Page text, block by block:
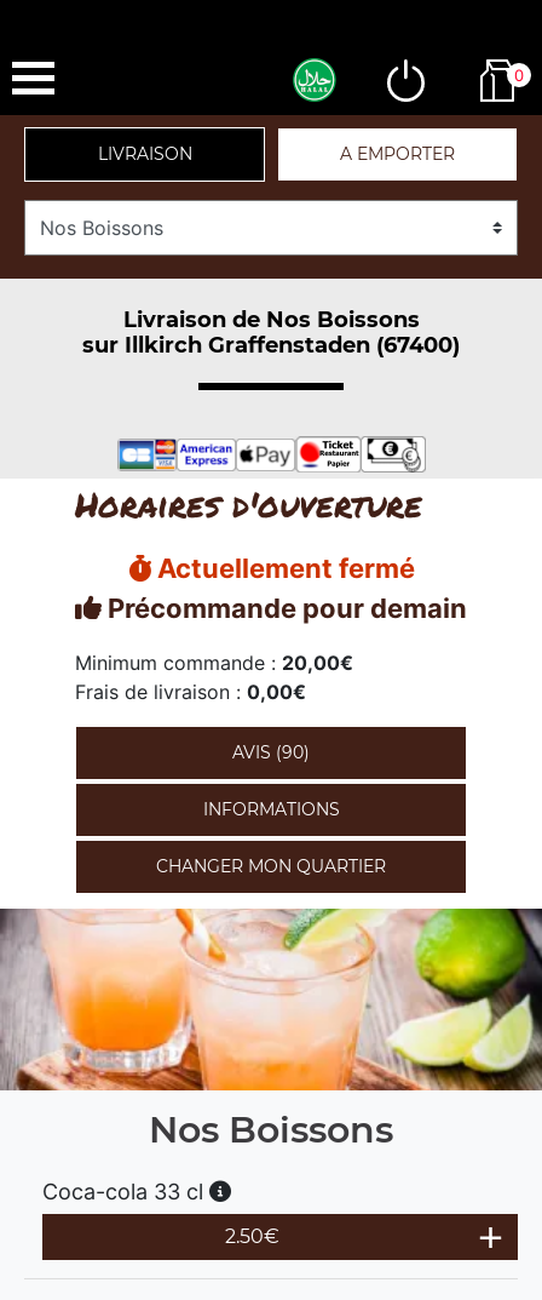
0
LIVRAISON A EMPORTER
Livraison de Nos Boissons
sur Illkirch Graffenstaden (67400)
Horaires d'ouverture
Actuellement fermé
Précommande pour demain
Minimum commande : 20,00€
Frais de livraison : 0,00€
AVIS (90)
INFORMATIONS
CHANGER MON QUARTIER
Nos Boissons
Coca-cola 33 cl
2.50€